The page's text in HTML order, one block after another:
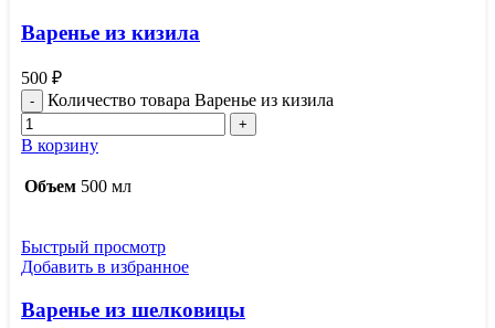
Варенье из кизила
500 ₽
Количество товара Варенье из кизила
В корзину
Объем 500 мл
Быстрый просмотр
Добавить в избранное
Варенье из шелковицы